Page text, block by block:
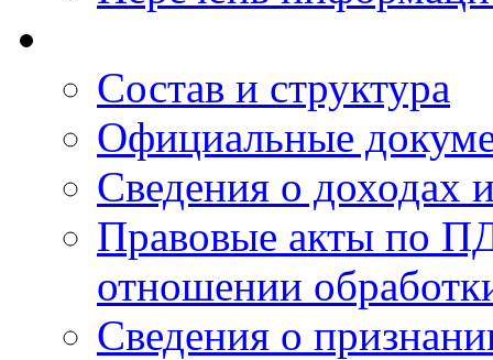
Состав и структура
Официальные
Сведения о доходах
Правовые акты по
отношении
Сведения о